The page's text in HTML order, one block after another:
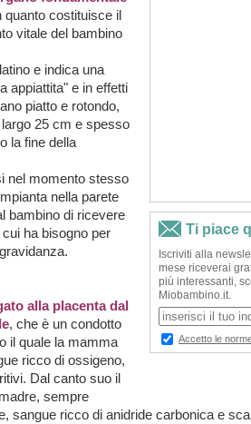
costituisce il
vitale del bambino
e indica una
appiattita" e in effetti
piatto e rotondo,
25 cm e spesso
la fine della
nel momento stesso
nella parete
bambino di ricevere
ha bisogno per
alla placenta dal
, che è un condotto
il quale la mamma
ricco di ossigeno,
Dal canto suo il
sempre
sangue ricco di anidride carbonica e